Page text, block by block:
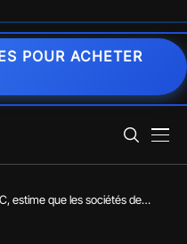
POUR ACHETER
estime que les sociétés de